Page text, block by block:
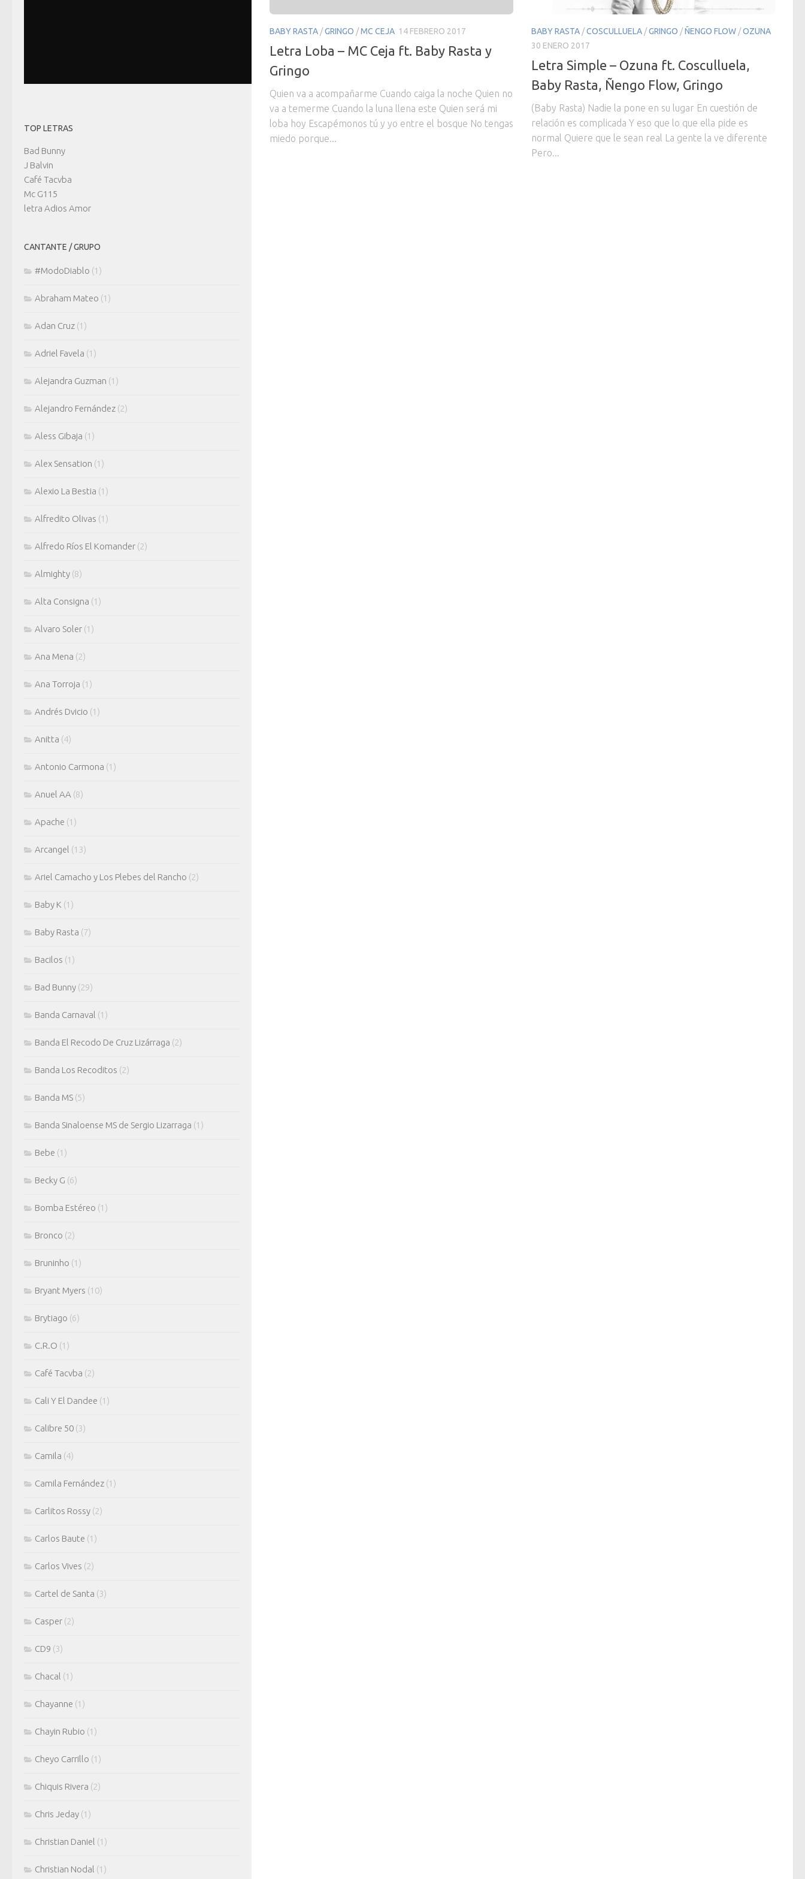
BABY RASTA /GRINGO /MC CEJA 14 FEBRERO 2017
Letra Loba – MC Ceja ft. Baby Rasta y
Gringo
Quien va a acompañarme Cuando caiga la noche Quien no
va a temerme Cuando la luna llena este Quien será mi
loba hoy Escapémonos tú y yo entre el bosque No tengas
miedo porque...
BABY RASTA /COSCULLUELA /GRINGO /ÑENGO FLOW /OZUNA
30 ENERO 2017
Letra Simple – Ozuna ft. Cosculluela,
Baby Rasta, Ñengo Flow, Gringo
(Baby Rasta) Nadie la pone en su lugar En cuestión de
relación es complicada Y eso que lo que ella pide es
normal Quiere que le sean real La gente la ve diferente
Pero...
TOP LETRAS
Bad Bunny
J Balvin
Café Tacvba
Mc G115
letra Adios Amor
CANTANTE / GRUPO
#ModoDiablo (1)
Abraham Mateo (1)
Adan Cruz (1)
Adriel Favela (1)
Alejandra Guzman (1)
Alejandro Fernández (2)
Aless Gibaja (1)
Alex Sensation (1)
Alexio La Bestia (1)
Alfredito Olivas (1)
Alfredo Ríos El Komander (2)
Almighty (8)
Alta Consigna (1)
Alvaro Soler (1)
Ana Mena (2)
Ana Torroja (1)
Andrés Dvicio (1)
Anitta (4)
Antonio Carmona (1)
Anuel AA (8)
Apache (1)
Arcangel (13)
Ariel Camacho y Los Plebes del Rancho (2)
Baby K (1)
Baby Rasta (7)
Bacilos (1)
Bad Bunny (29)
Banda Carnaval (1)
Banda El Recodo De Cruz Lizárraga (2)
Banda Los Recoditos (2)
Banda MS (5)
Banda Sinaloense MS de Sergio Lizarraga (1)
Bebe (1)
Becky G (6)
Bomba Estéreo (1)
Bronco (2)
Bruninho (1)
Bryant Myers (10)
Brytiago (6)
C.R.O (1)
Café Tacvba (2)
Cali Y El Dandee (1)
Calibre 50 (3)
Camila (4)
Camila Fernández (1)
Carlitos Rossy (2)
Carlos Baute (1)
Carlos Vives (2)
Cartel de Santa (3)
Casper (2)
CD9 (3)
Chacal (1)
Chayanne (1)
Chayin Rubio (1)
Cheyo Carrillo (1)
Chiquis Rivera (2)
Chris Jeday (1)
Christian Daniel (1)
Christian Nodal (1)